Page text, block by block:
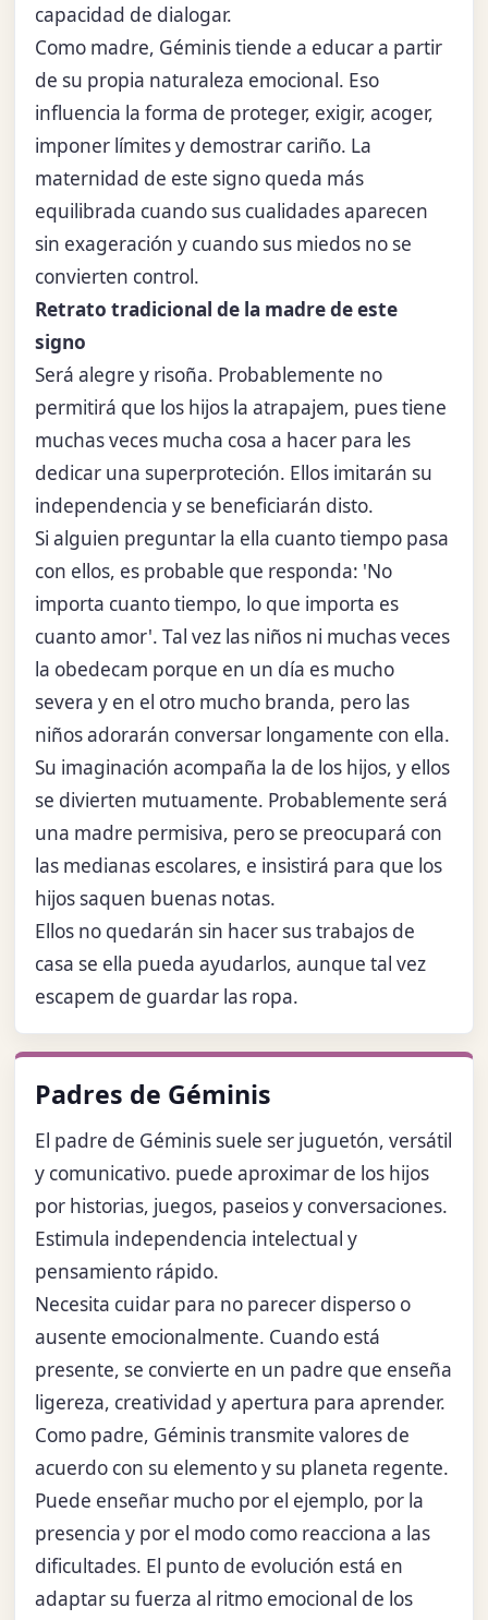
capacidad de dialogar.
Como madre, Géminis tiende a educar a partir
de su propia naturaleza emocional. Eso
influencia la forma de proteger, exigir, acoger,
imponer límites y demostrar cariño. La
maternidad de este signo queda más
equilibrada cuando sus cualidades aparecen
sin exageración y cuando sus miedos no se
convierten control.
Retrato tradicional de la madre de este
signo
Será alegre y risoña. Probablemente no
permitirá que los hijos la atrapajem, pues tiene
muchas veces mucha cosa a hacer para les
dedicar una superproteción. Ellos imitarán su
independencia y se beneficiarán disto.
Si alguien preguntar la ella cuanto tiempo pasa
con ellos, es probable que responda: 'No
importa cuanto tiempo, lo que importa es
cuanto amor'. Tal vez las niños ni muchas veces
la obedecam porque en un día es mucho
severa y en el otro mucho branda, pero las
niños adorarán conversar longamente con ella.
Su imaginación acompaña la de los hijos, y ellos
se divierten mutuamente. Probablemente será
una madre permisiva, pero se preocupará con
las medianas escolares, e insistirá para que los
hijos saquen buenas notas.
Ellos no quedarán sin hacer sus trabajos de
casa se ella pueda ayudarlos, aunque tal vez
escapem de guardar las ropa.
Padres de Géminis
El padre de Géminis suele ser juguetón, versátil
y comunicativo. puede aproximar de los hijos
por historias, juegos, paseios y conversaciones.
Estimula independencia intelectual y
pensamiento rápido.
Necesita cuidar para no parecer disperso o
ausente emocionalmente. Cuando está
presente, se convierte en un padre que enseña
ligereza, creatividad y apertura para aprender.
Como padre, Géminis transmite valores de
acuerdo con su elemento y su planeta regente.
Puede enseñar mucho por el ejemplo, por la
presencia y por el modo como reacciona a las
dificultades. El punto de evolución está en
adaptar su fuerza al ritmo emocional de los